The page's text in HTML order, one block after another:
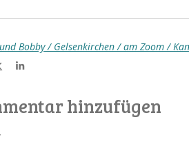
Bobby / Gelsenkirchen / am Zoom /
T
e
hinzufügen